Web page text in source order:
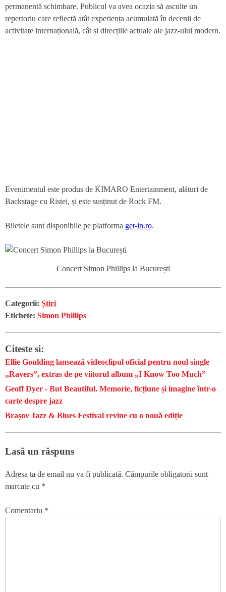
permanentă schimbare. Publicul va avea ocazia să asculte un
repertoriu care reflectă atât experiența acumulată în decenii de
activitate internațională, cât și direcțiile actuale ale jazz-ului modern.
Evenimentul este produs de KIMARO Entertainment, alături de
Backstage cu Ristei, și este susținut de Rock FM.
Biletele sunt disponibile pe platforma get-in.ro.
Concert Simon Phillips la București
Categorii: Știri
Etichete: Simon Phillips
Citeste si:
Ellie Goulding lansează videoclipul oficial pentru noul single
„Ravers”, extras de pe viitorul album „I Know Too Much”
Geoff Dyer - But Beautiful. Memorie, ficțiune și imagine într-o
carte despre jazz
Brașov Jazz & Blues Festival revine cu o nouă ediție
Lasă un răspuns
Adresa ta de email nu va fi publicată. Câmpurile obligatorii sunt
marcate cu *
Comentariu *